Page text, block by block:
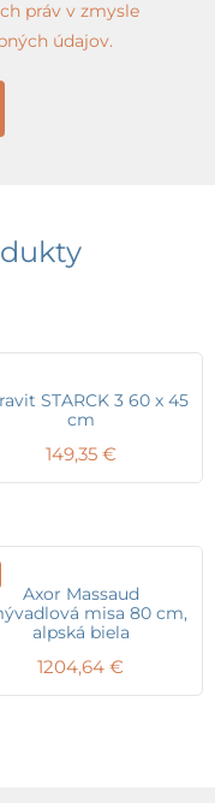
práv v zmysle
údajov.
STARCK 3 60 x 45
cm
149,35 €
Axor Massaud
misa 80 cm,
alpská biela
1204,64 €